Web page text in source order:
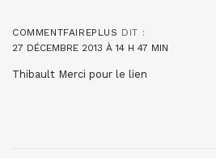
COMMENTFAIREPLUS DIT :
27 DÉCEMBRE 2013 À 14 H 47 MIN
Thibault Merci pour le lien